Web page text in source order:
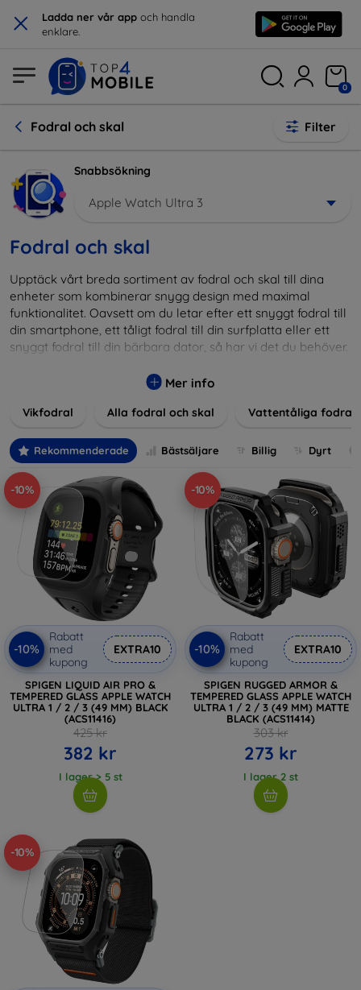
× Ladda ner vår app och handla
enklare.
0
Fodral och skal Filter
Snabbsökning
Apple Watch Ultra 3
Fodral och skal
Upptäck vårt breda sortiment av fodral och skal till dina
enheter som kombinerar snygg design med maximal
funktionalitet. Oavsett om du letar efter ett snyggt fodral till
din smartphone, ett tåligt fodral till din surfplatta eller ett
snyggt fodral till din bärbara dator, så har vi det du behöver.
stötar, samtidigt som de tar hänsyn till användarnas
att hitta rätt tillbehör till din enhet. Våra fodral och skal är
inte bara praktiska utan också moderiktiga, vilket gör dem
till en integrerad del av din vardagsoutfit. För teknikälskare
eller de som bara vill skydda sin investering, vi finns här för
dig.
Mer info
Vikfodral Alla fodral och skal Vattentåliga fodral
Rekommenderade Bästsäljare Billig Dyrt
-10%
-10%
Rabatt
med
kupong
EXTRA10
SPIGEN LIQUID AIR PRO &
TEMPERED GLASS APPLE WATCH
ULTRA 1 / 2 / 3 (49 MM) BLACK
(ACS11416)
425 kr
382 kr
I lager > 5 st
-10%
-10%
Rabatt
med
kupong
EXTRA10
SPIGEN RUGGED ARMOR &
TEMPERED GLASS APPLE WATCH
ULTRA 1 / 2 / 3 (49 MM) MATTE
BLACK (ACS11414)
303 kr
273 kr
I lager 2 st
-10%